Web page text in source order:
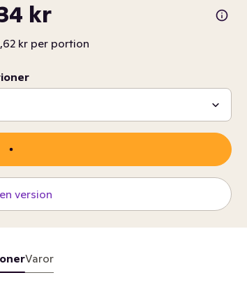
kr
kr per portion
version
Varor